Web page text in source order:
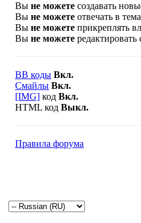
Вы не можете создавать
Вы не можете отвечать в
Вы не можете прикреплять
Вы не можете
BB коды Вкл.
Смайлы Вкл.
[IMG] код Вкл.
HTML код Выкл.
Правила форума